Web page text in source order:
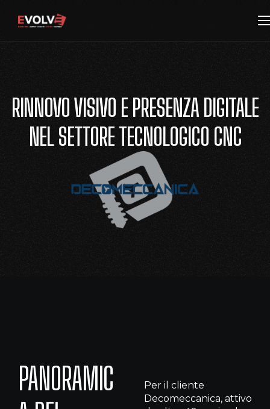
RINNOVO VISIVO E PRESENZA DIGITALE
NEL SETTORE TECNOLOGICO CNC
PANORAMIC
Per il cliente
Decomeccanica, attivo